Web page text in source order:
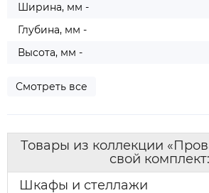
Ширина, мм -
Глубина, мм -
Высота, мм -
Смотреть все
Товары из коллекции
свой комплект:
Шкафы и стеллажи